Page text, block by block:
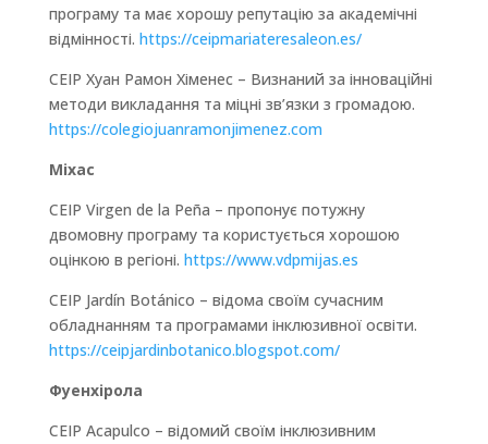
програму та має хорошу репутацію за академічні
відмінності. https://ceipmariateresaleon.es/
CEIP Хуан Рамон Хіменес – Визнаний за інноваційні
методи викладання та міцні зв’язки з громадою.
https://colegiojuanramonjimenez.com
Міхас
CEIP Virgen de la Peña – пропонує потужну
двомовну програму та користується хорошою
оцінкою в регіоні. https://www.vdpmijas.es
CEIP Jardín Botánico – відома своїм сучасним
обладнанням та програмами інклюзивної освіти.
https://ceipjardinbotanico.blogspot.com/
Фуенхірола
CEIP Acapulco – відомий своїм інклюзивним